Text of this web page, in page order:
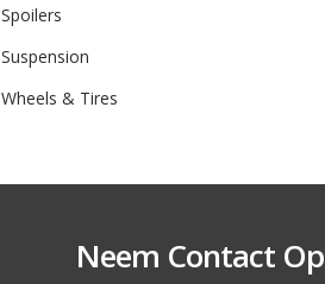
Spoilers
Suspension
Wheels & Tires
Neem Contact Op